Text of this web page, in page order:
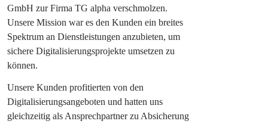
GmbH zur Firma TG alpha verschmolzen.
Unsere Mission war es den Kunden ein breites
Spektrum an Dienstleistungen anzubieten, um
sichere Digitalisierungsprojekte umsetzen zu
können.
Unsere Kunden profitierten von den
Digitalisierungsangeboten und hatten uns
gleichzeitig als Ansprechpartner zu Absicherung